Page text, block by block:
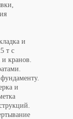
и
т с
кранов.
и